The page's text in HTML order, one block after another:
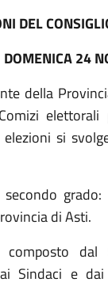
DEL
DOMENICA 24
della
elettorali
elezioni si
di Asti.
composto
Sindaci e